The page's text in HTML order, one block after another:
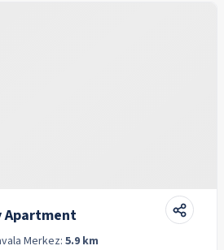
Apartment
Merkez: 5.9 km